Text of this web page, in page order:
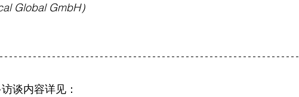
Global GmbH）
谈内容详见：